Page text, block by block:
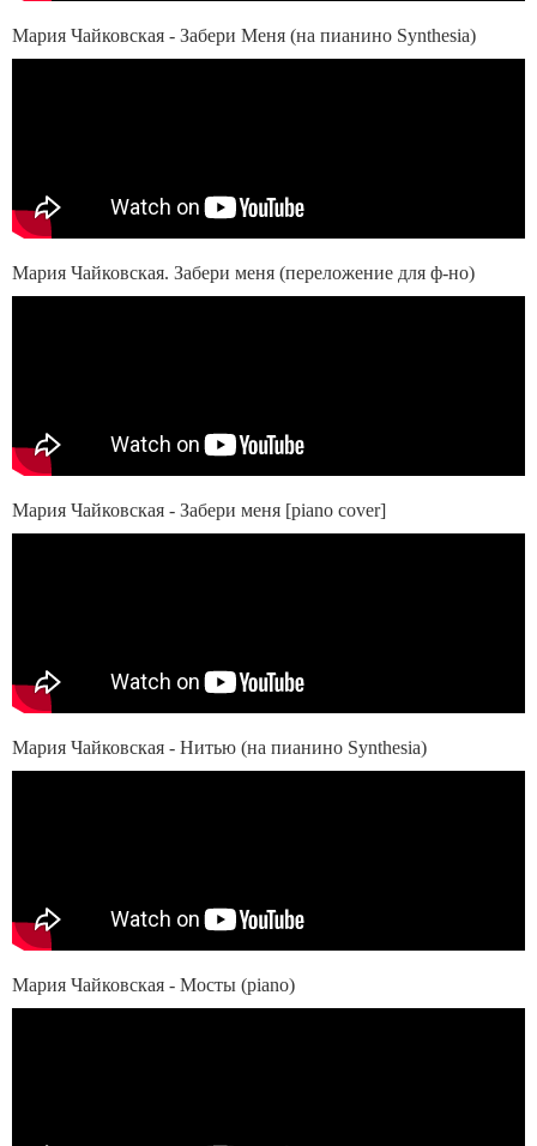
Мария Чайковская - Забери Меня (на пианино Synthesia)
Мария Чайковская. Забери меня (переложение для ф-но)
Мария Чайковская - Забери меня [piano cover]
Мария Чайковская - Нитью (на пианино Synthesia)
Мария Чайковская - Мосты (piano)